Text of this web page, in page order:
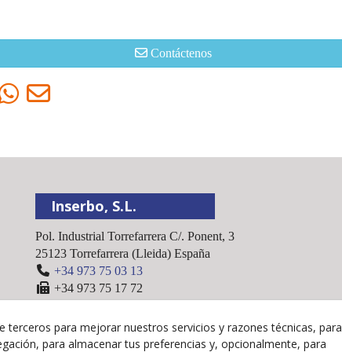
Contáctenos
Inserbo, S.L.
Pol. Industrial Torrefarrera C/. Ponent, 3
25123 Torrefarrera (Lleida) España
+34 973 75 03 13
+34 973 75 17 72
terceros para mejorar nuestros servicios y razones técnicas, para
para almacenar tus preferencias y, opcionalmente, para